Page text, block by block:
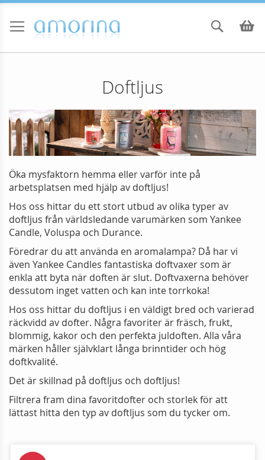
to
Content
Sök
Doftljus
Öka mysfaktorn hemma eller varför inte på
arbetsplatsen med hjälp av doftljus!
Hos oss hittar du ett stort utbud av olika typer av
doftljus från världsledande varumärken som Yankee
Candle, Voluspa och Durance.
Föredrar du att använda en aromalampa? Då har vi
även Yankee Candles fantastiska doftvaxer som är
enkla att byta när doften är slut. Doftvaxerna behöver
dessutom inget vatten och kan inte torrkoka!
Hos oss hittar du doftljus i en väldigt bred och varierad
räckvidd av dofter. Några favoriter är fräsch, frukt,
blommig, kakor och den perfekta juldoften. Alla våra
märken håller självklart långa brinntider och hög
doftkvalité.
Det är skillnad på doftljus och doftljus!
Filtrera fram dina favoritdofter och storlek för att
lättast hitta den typ av doftljus som du tycker om.